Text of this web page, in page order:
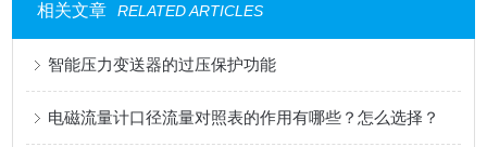
相关文章 RELATED ARTICLES
智能压力变送器的过压保护功能
电磁流量计口径流量对照表的作用有哪些？怎么选择？